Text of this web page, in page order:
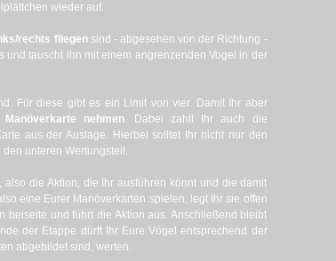
wieder auf.
rechts fliegensind - abgesehen von der Richtung -
und tauscht ihn mit einem angrenzenden Vogel in der
Für diese gibt es ein Limit von vier. Damit Ihr aber
Manöverkarte nehmen. Dabei zahlt Ihr auch die
aus der Auslage. Hierbei solltet Ihr nicht nur den
unteren Wertungsteil.
die Aktion, die Ihr ausführen könnt und die damit
eine Eurer Manöverkarten spielen, legt Ihr sie offen
beiseite und führt die Aktion aus. Anschließend bleibt
der Etappe dürft Ihr Eure Vögel entsprechend der
abgebildet sind, werten.